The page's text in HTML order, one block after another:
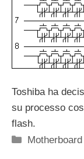
Toshiba ha
su processo
flash.
Categorie